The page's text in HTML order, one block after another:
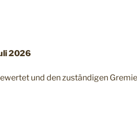
2026
und den zuständigen